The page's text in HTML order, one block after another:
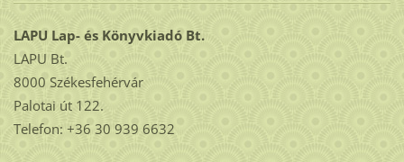
LAPU Lap- és Könyvkiadó Bt.
LAPU Bt.
8000 Székesfehérvár
Palotai út 122.
Telefon: +36 30 939 6632